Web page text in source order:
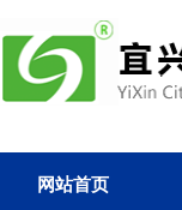
网站首页